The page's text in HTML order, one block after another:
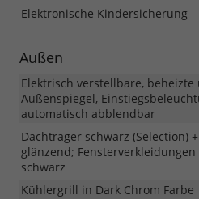
Elektronische Kindersicherung
Außen
Elektrisch verstellbare,
Außenspiegel,
automatisch abblendbar
Dachträger schwarz (Selection)
glänzend;
schwarz
Kühlergrill in Dark Chrom Farbe